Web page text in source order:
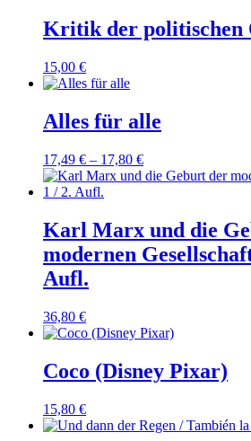
Kritik der politischen
15,00 €
Alles für alle
17,49 € – 17,80 €
Karl Marx und die
modernen
Aufl.
36,80 €
Coco (Disney Pixar)
15,80 €